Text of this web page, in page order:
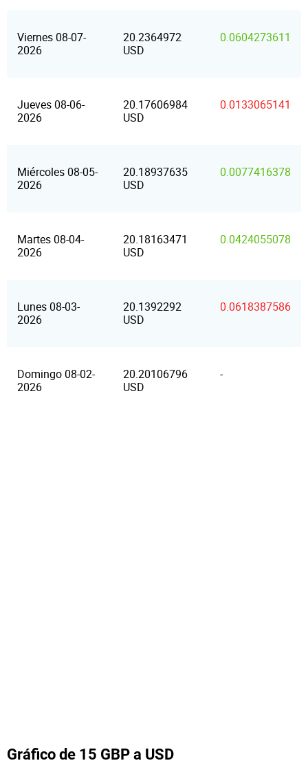
Viernes 08-07-
2026
20.2364972
USD
0.0604273611
Jueves 08-06-
2026
20.17606984
USD
0.0133065141
Miércoles 08-05-
2026
20.18937635
USD
0.0077416378
Martes 08-04-
2026
20.18163471
USD
0.0424055078
Lunes 08-03-
2026
20.1392292
USD
0.0618387586
Domingo 08-02-
2026
20.20106796
USD
-
Gráfico de 15 GBP a USD